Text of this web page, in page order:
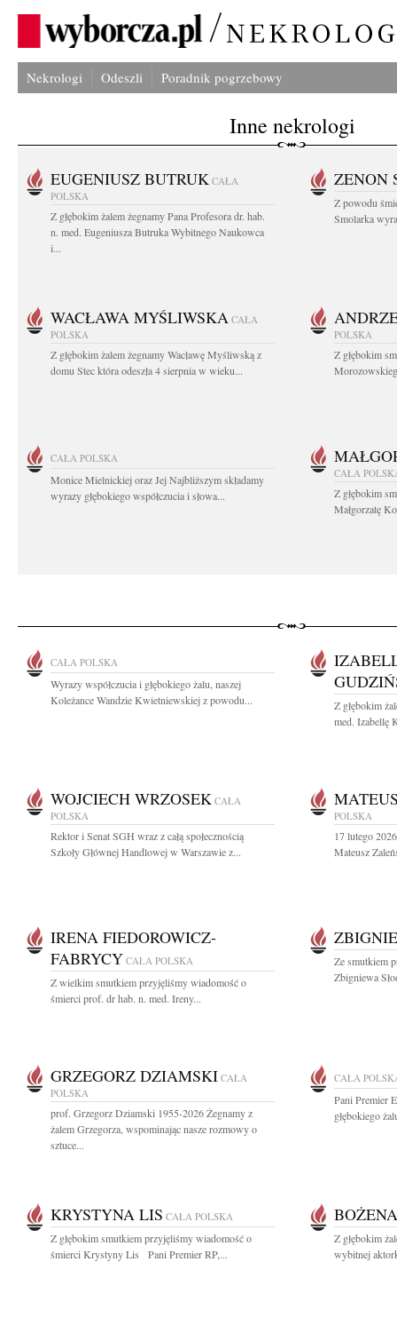
Nekrologi Odeszli Poradnik pogrzebowy
Inne nekrologi
EUGENIUSZ BUTRUK CAŁA
POLSKA
Z głębokim żalem żegnamy Pana Profesora dr. hab.
n. med. Eugeniusza Butruka Wybitnego Naukowca
i...
ZENON
Z powodu
Smolarka
WACŁAWA MYŚLIWSKA CAŁA
POLSKA
Z głębokim żalem żegnamy Wacławę Myśliwską z
domu Stec która odeszła 4 sierpnia w wieku...
POLSKA
Z głębokim
CAŁA POLSKA
Monice Mielnickiej oraz Jej Najbliższym składamy
wyrazy głębokiego współczucia i słowa...
CAŁA
Z głębokim
Małgorzatę
CAŁA POLSKA
Wyrazy współczucia i głębokiego żalu, naszej
Koleżance Wandzie Kwietniewskiej z powodu...
Z głębokim
med. Izabellę
WOJCIECH WRZOSEK CAŁA
POLSKA
Rektor i Senat SGH wraz z całą społecznością
Szkoły Głównej Handlowej w Warszawie z...
POLSKA
17 lutego
Mateusz
IRENA FIEDOROWICZ-
FABRYCY CAŁA POLSKA
Z wielkim smutkiem przyjęliśmy wiadomość o
śmierci prof. dr hab. n. med. Ireny...
Ze smutkiem
Zbigniewa
GRZEGORZ DZIAMSKI CAŁA
POLSKA
prof. Grzegorz Dziamski 1955-2026 Żegnamy z
żalem Grzegorza, wspominając nasze rozmowy o
sztuce...
CAŁA
Pani Premier
głębokiego
KRYSTYNA LIS CAŁA POLSKA
Z głębokim smutkiem przyjęliśmy wiadomość o
śmierci Krystyny Lis Pani Premier RP,...
Z głębokim
wybitnej